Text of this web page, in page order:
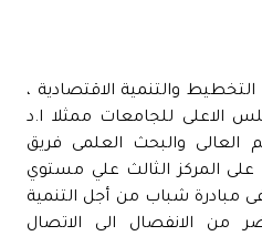
والتنمية الاقتصادية ،
الاعلى للجامعات ممثلا ا.د
العالى والبحث العلمى فريق
المركز الثالث علي مستوي
مبادرة شباب من أجل التنمية
من الانفصال الى الاتصال